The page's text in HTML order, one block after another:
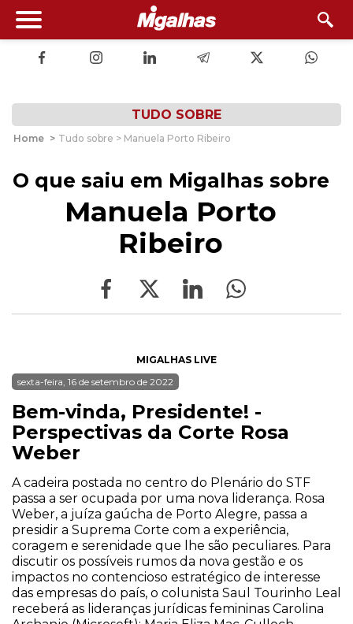
TUDO SOBRE
Home > Tudo sobre > Manuela Porto Ribeiro
O que saiu em Migalhas sobre
Manuela Porto
Ribeiro
MIGALHAS LIVE
sexta-feira, 16 de setembro de 2022
Bem-vinda, Presidente! -
Perspectivas da Corte Rosa
Weber
A cadeira postada no centro do Plenário do STF
passa a ser ocupada por uma nova liderança. Rosa
Weber, a juíza gaúcha de Porto Alegre, passa a
presidir a Suprema Corte com a experiência,
coragem e serenidade que lhe são peculiares. Para
discutir os possíveis rumos da nova gestão e os
impactos no contencioso estratégico de interesse
das empresas do país, o colunista Saul Tourinho Leal
receberá as lideranças jurídicas femininas Carolina